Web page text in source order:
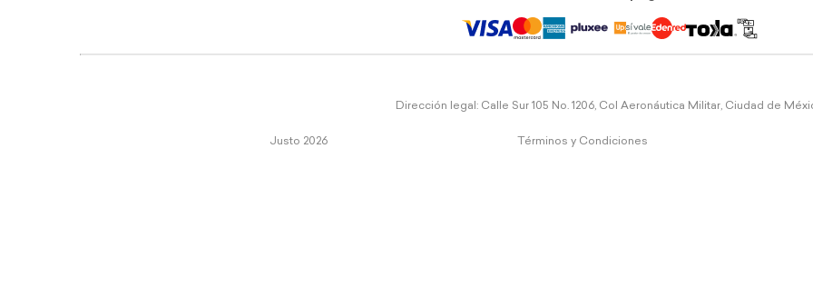
Dirección legal: Calle Sur 105 No. 1206, Col Aeronáutica Militar, Ciudad de
Justo 2026 Términos y Condiciones